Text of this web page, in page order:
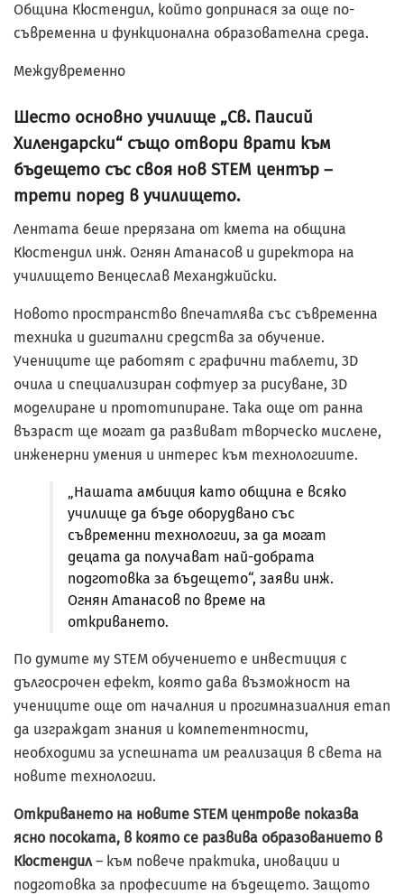
Община Кюстендил, който допринася за още по-
съвременна и функционална образователна среда.
Междувременно
Шесто основно училище „Св. Паисий
Хилендарски“ също отвори врати към
бъдещето със своя нов STEM център –
трети поред в училището.
Лентата беше прерязана от кмета на община
Кюстендил инж. Огнян Атанасов и директора на
училището Венцеслав Механджийски.
Новото пространство впечатлява със съвременна
техника и дигитални средства за обучение.
Учениците ще работят с графични таблети, 3D
очила и специализиран софтуер за рисуване, 3D
моделиране и прототипиране. Така още от ранна
възраст ще могат да развиват творческо мислене,
инженерни умения и интерес към технологиите.
„Нашата амбиция като община е всяко
училище да бъде оборудвано със
съвременни технологии, за да могат
децата да получават най-добрата
подготовка за бъдещето“, заяви инж.
Огнян Атанасов по време на
откриването.
По думите му STEM обучението е инвестиция с
дългосрочен ефект, която дава възможност на
учениците още от началния и прогимназиалния етап
да изграждат знания и компетентности,
необходими за успешната им реализация в света на
новите технологии.
Откриването на новите STEM центрове показва
ясно посоката, в която се развива образованието в
Кюстендил– към повече практика, иновации и
подготовка за професиите на бъдещето. Защото